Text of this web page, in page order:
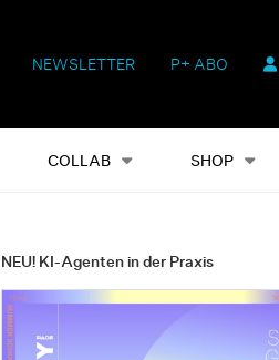
NEWSLETTER P+ ABO
COLLAB SHOP
Shop Heftausgaben Suchen
NEU! KI-Agenten in der Praxis